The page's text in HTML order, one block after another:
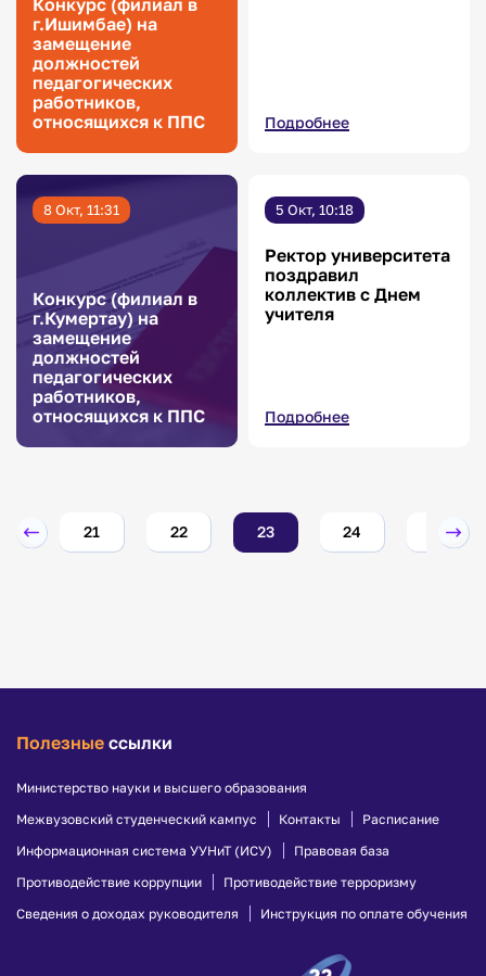
Конкурс (филиал в
г.Ишимбае) на
замещение
должностей
педагогических
работников,
относящихся к ППС
Подробнее
8 Окт, 11:31
Конкурс (филиал в
г.Кумертау) на
замещение
должностей
педагогических
работников,
относящихся к ППС
5 Окт, 10:18
Ректор университета
поздравил
коллектив с Днем
учителя
Подробнее
21 22 23 24 25
Полезные ссылки
Министерство науки и высшего образования
Межвузовский студенческий кампус
Контакты
Расписание
Информационная система УУНиТ (ИСУ)
Правовая база
Противодействие коррупции
Противодействие терроризму
Сведения о доходах руководителя
Инструкция по оплате обучения